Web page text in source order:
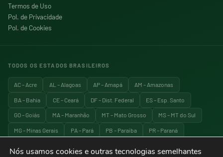
Nós usamos cookies e outras tecnologias semelhantes
Termos de Uso
Pol. de Privacidade
Pol. de Cookies
TODOS OS ESTADOS BRASILEIROS
AC – Acre AL – Alagoas AP – Amapá AM – Amazonas
BA – Bahia CE – Ceará DF – Dist. Federal ES – Esp. Santo
GO – Goiás MA – Maranhão MT – Mato Grosso MS – MT do Sul
MG – Minas Gerais PA – Pará PB – Paraíba PR – Paraná